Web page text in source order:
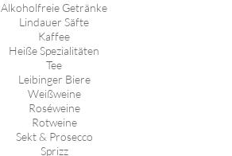
Alkoholfreie Getränke
Lindauer Säfte
Kaffee
Heiße Spezialitäten
Tee
Leibinger Biere
Weißweine
Roséweine
Rotweine
Sekt & Prosecco
Sprizz